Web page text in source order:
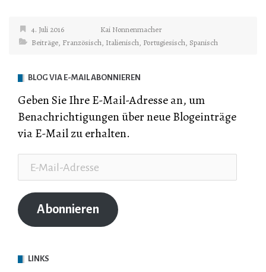
4. Juli 2016
Kai Nonnenmacher
Beiträge, Französisch, Italienisch, Portugiesisch, Spanisch
BLOG VIA E-MAIL ABONNIEREN
Geben Sie Ihre E-Mail-Adresse an, um
Benachrichtigungen über neue Blogeinträge
via E-Mail zu erhalten.
Mail-
Adresse
Abonnieren
LINKS